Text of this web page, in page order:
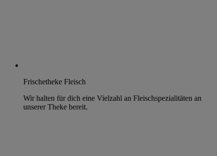
Frischetheke Fleisch
Wir halten für dich eine Vielzahl an Fleischspezialitäten an
unserer Theke bereit.